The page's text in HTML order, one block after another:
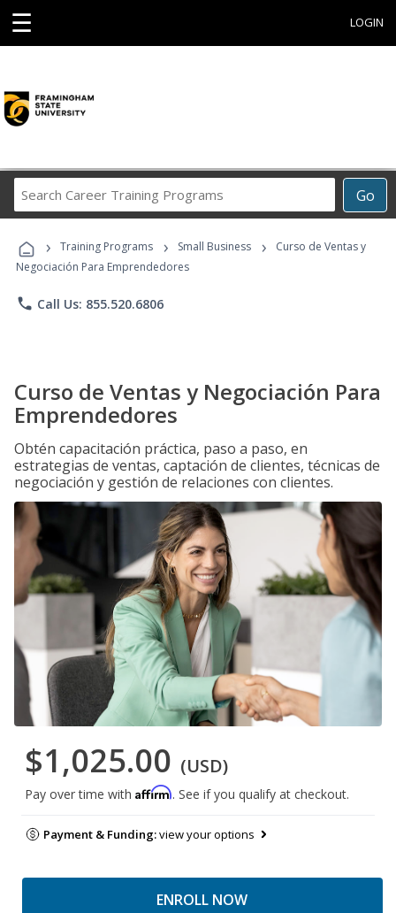
☰ LOGIN
Go
Career
Programs
› Training Programs › Small Business ›
Curso de Ventas y
Negociación Para Emprendedores
phone Call Us: 855.520.6806
Curso de Ventas y Negociación Para
Emprendedores
Obtén capacitación práctica, paso a paso, en
estrategias de ventas, captación de clientes, técnicas de
negociación y gestión de relaciones con clientes.
$1,025.00 (USD)
Pay over time with Affirm. See if you qualify at checkout.
Payment & Funding:view your options
ENROLL NOW